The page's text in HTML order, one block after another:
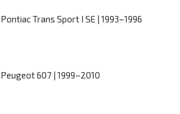
Pontiac Trans Sport I SE | 1993–1996
Peugeot 607 | 1999–2010